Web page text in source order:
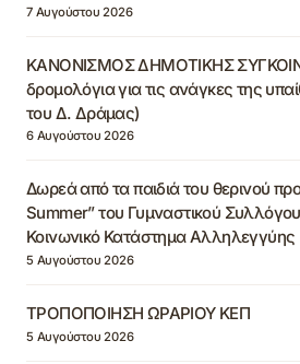
7 Αυγούστου 2026
ΚΑΝΟΝΙΣΜΟΣ ΔΗΜΟΤΙΚΗΣ
δρομολόγια για τις ανάγκες της
του Δ. Δράμας)
6 Αυγούστου 2026
Δωρεά από τα παιδιά του θερινού
Summer” του Γυμναστικού
Κοινωνικό Κατάστημα Αλληλεγγύης
5 Αυγούστου 2026
ΤΡΟΠΟΠΟΙΗΣΗ ΩΡΑΡΙΟΥ ΚΕΠ
5 Αυγούστου 2026